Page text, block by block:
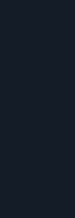
die schließlich
macht die
Allerdings ist
Sprache
Portion, die Du
Pulverdose